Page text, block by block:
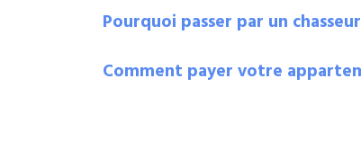
Pourquoi passer par un
Comment payer votre